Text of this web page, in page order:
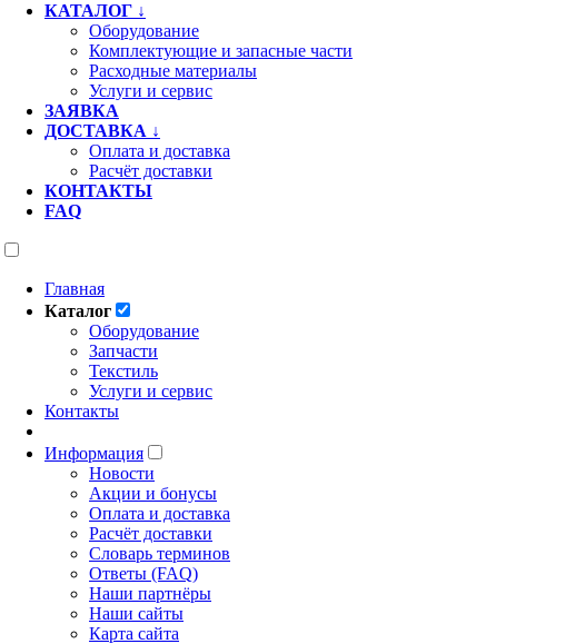
КАТАЛОГ ↓
Оборудование
Комплектующие и запасные части
Расходные материалы
Услуги и сервис
ЗАЯВКА
ДОСТАВКА ↓
Оплата и доставка
Расчёт доставки
КОНТАКТЫ
FAQ
Главная
Каталог
Оборудование
Запчасти
Текстиль
Услуги и сервис
Контакты
Информация
Новости
Акции и бонусы
Оплата и доставка
Расчёт доставки
Словарь терминов
Ответы (FAQ)
Наши партнёры
Наши сайты
Карта сайта